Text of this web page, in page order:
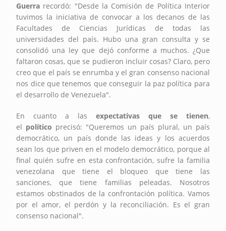
Guerra recordó: "Desde la Comisión de Política Interior
tuvimos la iniciativa de convocar a los decanos de las
Facultades de Ciencias Jurídicas de todas las
universidades del país. Hubo una gran consulta y se
consolidó una ley que dejó conforme a muchos. ¿Que
faltaron cosas, que se pudieron incluir cosas? Claro, pero
creo que el país se enrumba y el gran consenso nacional
nos dice que tenemos que conseguir la paz política para
el desarrollo de Venezuela".
En cuanto a las expectativas que se tienen,
el político precisó: "Queremos un país plural, un país
democrático, un país donde las ideas y los acuerdos
sean los que priven en el modelo democrático, porque al
final quién sufre en esta confrontación, sufre la familia
venezolana que tiene el bloqueo que tiene las
sanciones, que tiene familias peleadas. Nosotros
estamos obstinados de la confrontación política. Vamos
por el amor, el perdón y la reconciliación. Es el gran
consenso nacional".